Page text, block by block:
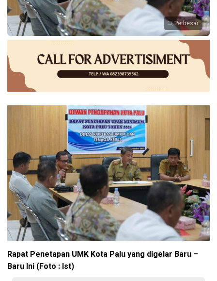
Perbesar
Rapat Penetapan UMK Kota Palu yang digelar Baru –
Baru Ini (Foto : Ist)